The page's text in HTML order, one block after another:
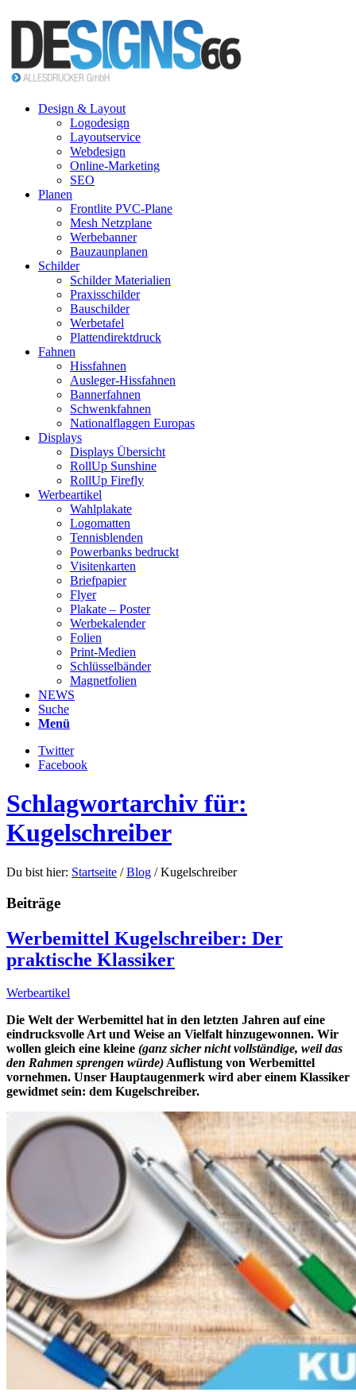
Design & Layout
Logodesign
Layoutservice
Webdesign
Online-Marketing
SEO
Planen
Frontlite PVC-Plane
Mesh Netzplane
Werbebanner
Bauzaunplanen
Schilder
Schilder Materialien
Praxisschilder
Bauschilder
Werbetafel
Plattendirektdruck
Fahnen
Hissfahnen
Ausleger-Hissfahnen
Bannerfahnen
Schwenkfahnen
Nationalflaggen Europas
Displays
Displays Übersicht
RollUp Sunshine
RollUp Firefly
Werbeartikel
Wahlplakate
Logomatten
Tennisblenden
Powerbanks bedruckt
Visitenkarten
Briefpapier
Flyer
Plakate – Poster
Werbekalender
Folien
Print-Medien
Schlüsselbänder
Magnetfolien
NEWS
Suche
Menü
Twitter
Facebook
Schlagwortarchiv für:
Kugelschreiber
Du bist hier: Startseite / Blog / Kugelschreiber
Beiträge
Werbemittel Kugelschreiber: Der
praktische Klassiker
Werbeartikel
Die Welt der Werbemittel hat in den letzten Jahren auf eine
eindrucksvolle Art und Weise an Vielfalt hinzugewonnen. Wir
wollen gleich eine kleine (ganz sicher nicht vollständige, weil das
den Rahmen sprengen würde)Auflistung von Werbemittel
vornehmen. Unser Hauptaugenmerk wird aber einem Klassiker
gewidmet sein: dem Kugelschreiber.